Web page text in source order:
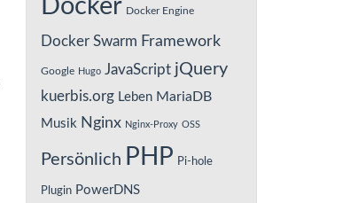
Docker Docker Engine
Docker Swarm Framework
Google Hugo JavaScript jQuery
kuerbis.org Leben MariaDB
Musik Nginx Nginx-Proxy OSS
Persönlich PHP Pi-hole
Plugin PowerDNS